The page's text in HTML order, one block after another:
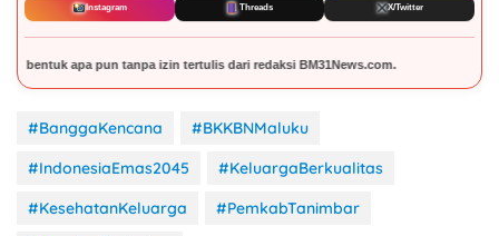
Instagram Threads X/Twitter
dari redaksi BM31News.com.
#BanggaKencana
#BKKBNMaluku
#IndonesiaEmas2045
#KeluargaBerkualitas
#KesehatanKeluarga
#PemkabTanimbar